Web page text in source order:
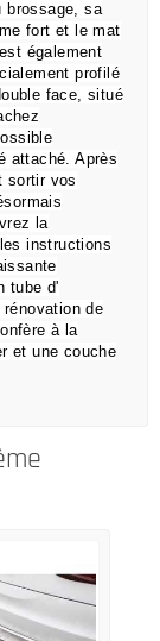
brossage, sa
fort et le mat
également
profilé
face, situé
attaché.Après
sortir vos
la
instructions
tube d'
de
à la
et une couche